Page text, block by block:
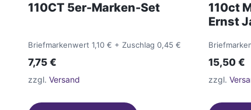
110CT 5er-Marken-Set
Briefmarkenwert 1,10 € + Zuschlag 0,45 €
7,75 €
zzgl. Versand
110ct
Ernst
15,50 €
zzgl.